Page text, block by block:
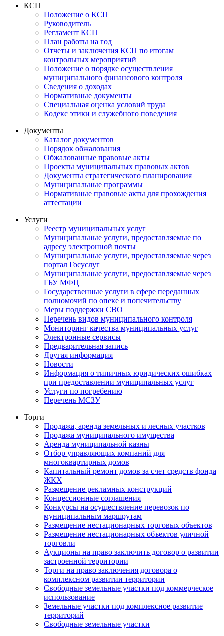
КСП
Положение о КСП
Руководитель
Регламент КСП
План работы на год
Отчеты и заключения КСП по итогам
контрольных мероприятий
Положение о порядке осуществления
муниципального финансового контроля
Сведения о доходах
Нормативные документы
Специальная оценка условий труда
Кодекс этики и служебного поведения
Документы
Каталог документов
Порядок обжалования
Обжалованные правовые акты
Проекты муниципальных правовых актов
Документы стратегического планирования
Муниципальные программы
Нормативные правовые акты для прохождения
аттестации
Услуги
Реестр муниципальных услуг
Муниципальные услуги, предоставляемые по
адресу электронной почты
Муниципальные услуги, предоставляемые через
портал Госуслуг
Муниципальные услуги, предоставляемые через
ГБУ МФЦ
Государственные услуги в сфере переданных
полномочий по опеке и попечительству
Меры поддержки СВО
Перечень видов муниципального контроля
Мониторинг качества муниципальных услуг
Электронные сервисы
Предварительная запись
Другая информация
Новости
Информация о типичных юридических ошибках
при предоставлении муниципальных услуг
Услуги по погребению
Перечень МСЗУ
Торги
Продажа, аренда земельных и лесных участков
Продажа муниципального имущества
Аренда муниципальной казны
Отбор управляющих компаний для
многоквартирных домов
Капитальный ремонт домов за счет средств фонда
ЖКХ
Размещение рекламных конструкций
Концессионные соглашения
Конкурсы на осуществление перевозок по
муниципальным маршрутам
Размещение нестационарных торговых объектов
Размещение нестационарных объектов уличной
торговли
Аукционы на право заключить договор о развитии
застроенной территории
Торги на право заключения договора о
комплексном развитии территории
Свободные земельные участки под коммерческое
использование
Земельные участки под комплексное развитие
территорий
Свободные земельные участки